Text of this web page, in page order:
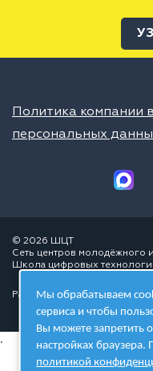
Политика компании
персональных
© 2026 ШЦТ
Сеть центров молодёжного
Школа цифровых
Разработано в студии
.
Мы обрабатываем
сервиса и чтобы
Вы можете запретить
настройках браузера.
политикой